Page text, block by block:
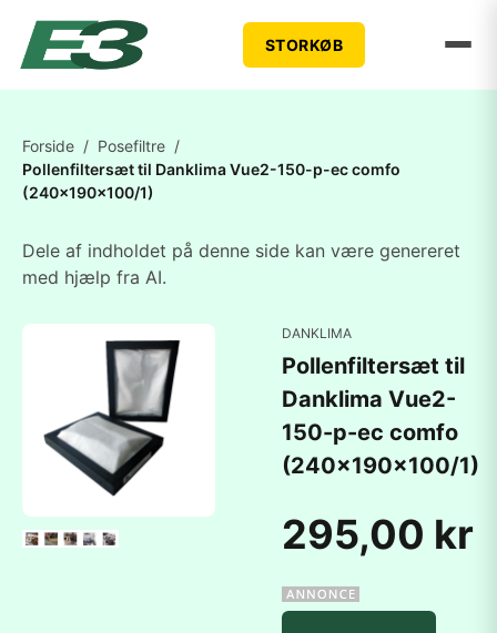
STORKØB
Forside / Posefiltre /
Pollenfiltersæt til Danklima Vue2-150-p-ec comfo
(240x190x100/1)
Dele af indholdet på denne side kan være genereret
med hjælp fra AI.
DANKLIMA
Pollenfiltersæt til
Danklima Vue2-
150-p-ec comfo
(240x190x100/1)
295,00 kr